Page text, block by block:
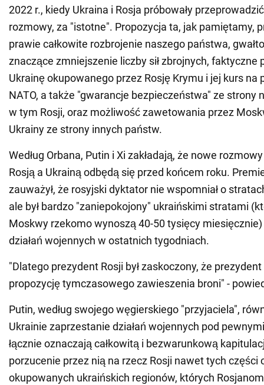
2022 r., kiedy Ukraina i Rosja próbowały
rozmowy, za "istotne". Propozycja ta, jak pamiętamy,
prawie całkowite rozbrojenie naszego państwa,
znaczące zmniejszenie liczby sił zbrojnych, faktyczne
Ukrainę okupowanego przez Rosję Krymu i jej kurs na
NATO, a także "gwarancje bezpieczeństwa" ze strony
w tym Rosji, oraz możliwość zawetowania przez
Ukrainy ze strony innych państw.
Według Orbana, Putin i Xi zakładają, że nowe
Rosją a Ukrainą odbędą się przed końcem roku.
zauważył, że rosyjski dyktator nie wspomniał o
ale był bardzo "zaniepokojony" ukraińskimi stratami
Moskwy rzekomo wynoszą 40-50 tysięcy
działań wojennych w ostatnich tygodniach.
"Dlatego prezydent Rosji był zaskoczony, że prezydent
propozycję tymczasowego zawieszenia broni" -
Putin, według swojego węgierskiego "przyjaciela",
Ukrainie zaprzestanie działań wojennych pod
łącznie oznaczają całkowitą i bezwarunkową
porzucenie przez nią na rzecz Rosji nawet tych części
okupowanych ukraińskich regionów, których